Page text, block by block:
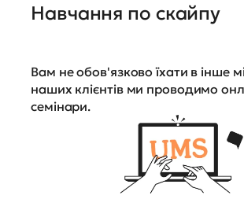
Навчання по скайпу
Вам не обов'язково їхати в інше
наших клієнтів ми проводимо
семінари.